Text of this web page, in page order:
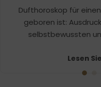
Dufthoroskop für
geboren ist:
selbstbewussten
Lesen